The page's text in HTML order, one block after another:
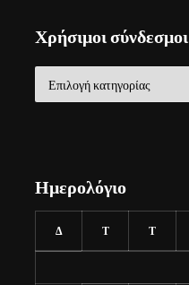
Χρήσιμοι σύνδεσμοι
σύνδεσμοι
Ημερολόγιο
Δ Τ Τ